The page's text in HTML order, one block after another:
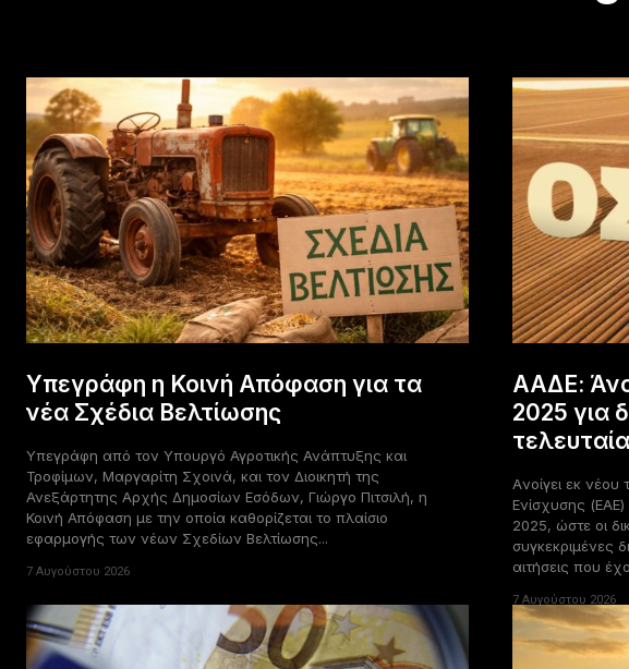
Υπεγράφη η Κοινή Απόφαση για τα
νέα Σχέδια Βελτίωσης
Υπεγράφη από τον Υπουργό Αγροτικής Ανάπτυξης και
Τροφίμων, Μαργαρίτη Σχοινά, και τον Διοικητή της
Ανεξάρτητης Αρχής Δημοσίων Εσόδων, Γιώργο Πιτσιλή, η
Κοινή Απόφαση με την οποία καθορίζεται το πλαίσιο
εφαρμογής των νέων Σχεδίων Βελτίωσης...
7 Αυγούστου 2026
ΑΑΔΕ:
2025 για
Aνοίγει εκ
Ενίσχυσης
2025, ώστε οι
συγκεκριμένες
αιτήσεις που
7 Αυγούστου 2026